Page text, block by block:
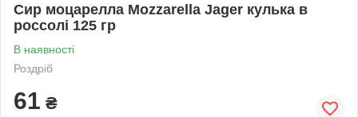
Сир моцарелла Mozzarella Jager кулька в
россолі 125 гр
В наявності
Роздріб
61 ₴